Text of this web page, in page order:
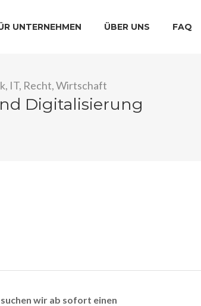
UNTERNEHMEN ÜBER UNS FAQ
IT, Recht, Wirtschaft
Digitalisierung
wir ab sofort einen